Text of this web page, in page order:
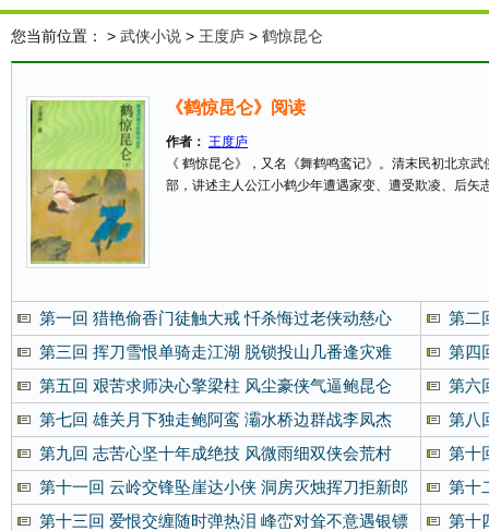
您当前位置： > 武侠小说 > 王度庐 > 鹤惊昆仑
《鹤惊昆仑》阅读
作者： 王度庐
《 鹤惊昆仑》，又名《舞鹤鸣鸾记》。清末民初北京
部，讲述主人公江小鹤少年遭遇家变、遭受欺凌、后
第一回 猎艳偷香门徒触大戒 忏杀悔过老侠动慈心
第二
第三回 挥刀雪恨单骑走江湖 脱锁投山几番逢灾难
第四
第五回 艰苦求师决心擎梁柱 风尘豪侠气逼鲍昆仑
第六
第七回 雄关月下独走鲍阿鸾 灞水桥边群战李凤杰
第八
第九回 志苦心坚十年成绝技 风微雨细双侠会荒村
第十
第十一回 云岭交锋坠崖达小侠 洞房灭烛挥刀拒新郎
第十
第十三回 爱恨交缠随时弹热泪 峰峦对耸不意遇银镖
第十